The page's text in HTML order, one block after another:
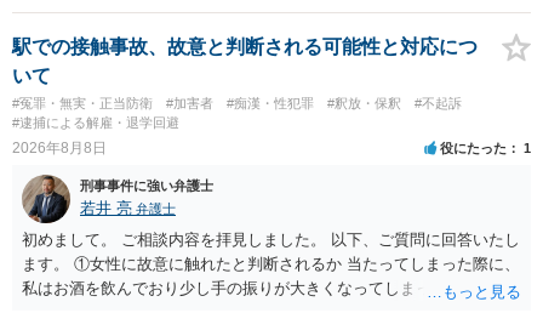
のかは，わかります。触る瞬間ではなくて，触るまでの状況の方が重
要です。酔っていてふらついていたのであれば，そのときだけふらつ
いているわけではありません。腕の振り方も，そのときだけ偶然大き
くなるわけではありません。ですから，本件では，意図的だと疑われ
ることはないと思います。その雰囲気は，当たってしまった女性にも
伝わっていたのでしょう。ですから大丈夫です。なお，故意は，主観
面の話なので，防犯カメラの映像で決められることはありません。本
人の話（故意を否認する話）が実際の状況と矛盾しないかだけの話で
す。 ②について 犯人性が特定できませんから，逮捕や呼出の可能性は
ないと思います。 ③について ②がないので，③はそもそもないことが
前提なので，期間も考えなくて大丈夫です。 というわけで，本件は大
丈夫ですから，今後，同じような不安に襲われることがないように気
をつけてくださいね。それが一番大事です。
いかアドバイスしてくれると思います。そして，書いた内容は，被告
人質問などで活用されることになると思います。 裁判のためだけに記
録するわけではないかもしれませんが，「裁判において証拠として利
用できる可能性があれば」と考えているのであれば，本件について証
拠も見て内容を把握している，弁護人の方と相談して書く内容を打ち
合わせて進めるのが，裁判の観点では一番効果的だと思います。 適応
状に関しての話になると思いますので，弁護人の方と相談してみまし
ょう。
駅での接触事故、故意と判断される可能性と対応につ
いて
#冤罪・無実・正当防衛 #加害者 #痴漢・性犯罪 #釈放・保釈
#不起訴
#逮捕による解雇・退学回避
2026年8月8日 役にたった 1
刑事事件に強い弁護士
若井 亮 弁護士
初めまして。 ご相談内容を拝見しました。 以下、ご質問に回答いたし
ます。 ①女性に故意に触れたと判断されるか 当たってしまった際に、
私はお酒を飲んでおり少し手の振りが大きくなってしまっていたこと